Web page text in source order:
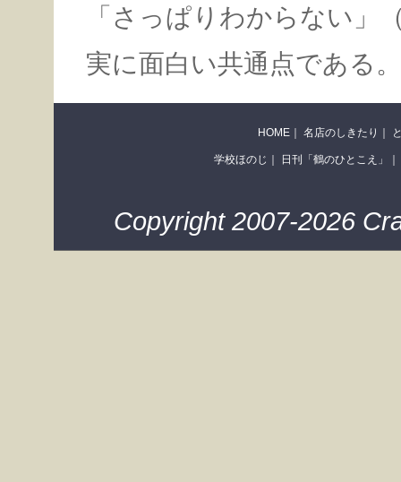
「さっぱりわからない」
実に面白い共通点である
HOME ｜ 名店のしきたり ｜
学校ほのじ ｜ 日刊「鶴のひとこえ」 ｜
Copyright 2007-2026